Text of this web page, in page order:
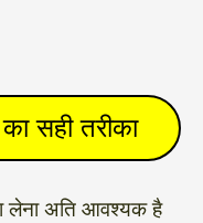
सही तरीका
लेना अति आवश्यक है